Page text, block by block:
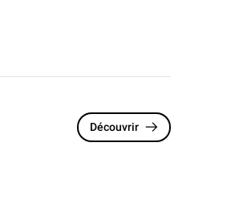
Découvrir